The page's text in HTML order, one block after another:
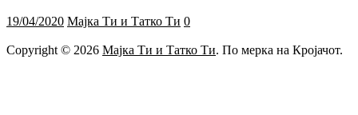
19/04/2020 Мајка Ти и Татко Ти 0
Copyright © 2026 Мајка Ти и Татко Ти. По мерка на Кројачот.